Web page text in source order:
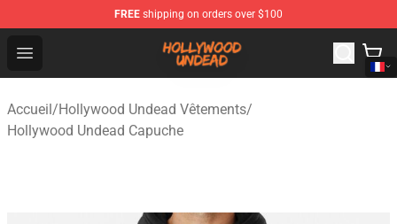
FREE shipping on orders over $100
Open menu
Hollywood Undead Shop - Official Hollywood Undead
Accueil/Hollywood Undead Vêtements/
Hollywood Undead Capuche